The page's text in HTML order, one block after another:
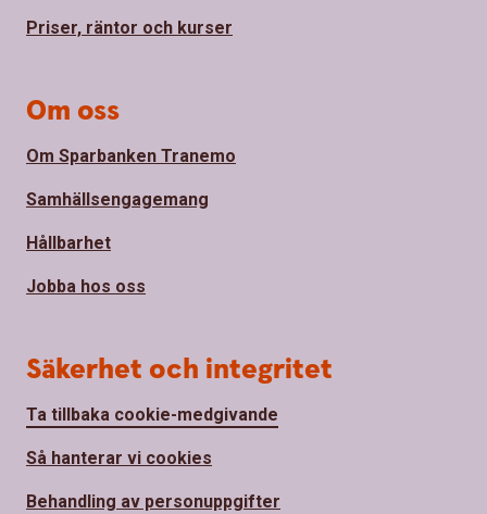
Priser, räntor och kurser
Om oss
Om Sparbanken Tranemo
Samhällsengagemang
Hållbarhet
Jobba hos oss
Säkerhet och integritet
Ta tillbaka cookie-medgivande
Så hanterar vi cookies
Behandling av personuppgifter